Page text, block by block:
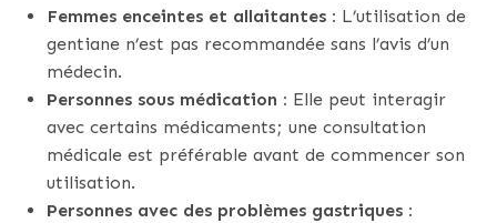
Femmes enceintes et allaitantes : L’utilisation de
gentiane n’est pas recommandée sans l’avis d’un
médecin.
Personnes sous médication : Elle peut interagir
avec certains médicaments; une consultation
médicale est préférable avant de commencer son
utilisation.
Personnes avec des problèmes gastriques :